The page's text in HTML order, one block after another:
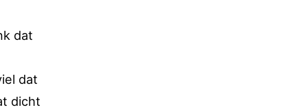
dat
dat
dicht